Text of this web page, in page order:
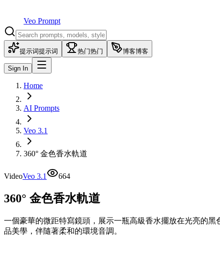
Veo Prompt
提示词提示词 热门热门 博客博客
Sign In
Home
AI Prompts
Veo 3.1
360° 金色香水軌道
VideoVeo 3.1 664
360° 金色香水軌道
一個豪華的微距特寫鏡頭，展示一瓶高級香水擺放在光亮的
品美學，伴隨著柔和的環境音調。